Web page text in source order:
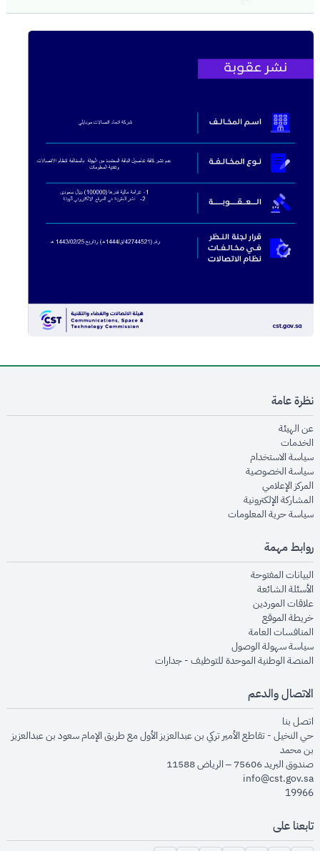
نظرة عامة
عن الهيئةopens in new window
الخدماتopens in new window
سياسة الاستخدام
سياسة الخصوصيةopens in new window
المركز الإعلاميopens in new window
المشاركة الإلكترونيةopens in new window
سياسة حرية المعلوماتopens in new window
روابط مهمة
البيانات المفتوحةopens in new window
الأسئلة الشائعةopens in new window
علاقات الموردينopens in new window
خريطة الموقعopens in new window
المنافسات العامةopens in new window
سياسة سهولة الوصولopens in new window
المنصة الوطنية الموحدة للتوظيف - جداراتopens in new window
الاتصال والدعم
اتصل بنا
حي النخيل - تقاطع الأمير تركي بن عبدالعزيز الأول مع طريق الإمام سعود بن عبدالعزيز
بن محمد
صندوق البريد 75606 – الرياض 11588
info@cst.gov.sa
19966
تابعنا على